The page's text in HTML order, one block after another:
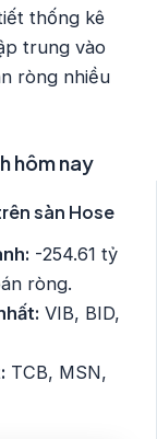
thống kê
trung vào
ròng nhiều
hôm nay
sàn Hose
-254.61 tỷ
ròng.
VIB, BID,
TCB, MSN,